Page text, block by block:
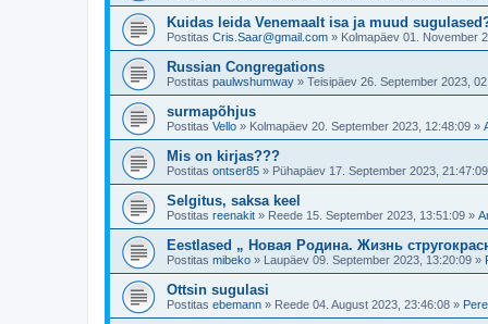
Kuidas leida Venemaalt isa ja muud
Postitas Cris.Saar@gmail.com » Kolmapäev 01. November
Russian Congregations
Postitas paulwshumway » Teisipäev 26. September 2023,
surmapõhjus
Postitas Vello » Kolmapäev 20. September 2023, 12:48:09 »
Mis on kirjas???
Postitas ontser85 » Pühapäev 17. September 2023, 21:47:09
Selgitus, saksa keel
Postitas reenakit » Reede 15. September 2023, 13:51:09 »
Eestlased „ Новая Родина. Жизнь
Postitas mibeko » Laupäev 09. September 2023, 13:20:09 »
Ottsin sugulasi
Postitas ebemann » Reede 04. August 2023, 23:46:08 »